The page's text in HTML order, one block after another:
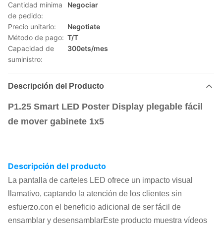
Cantidad mínima
de pedido:
Negociar
Precio unitario:
Negotiate
Método de pago: T/T
Capacidad de
suministro:
300ets/mes
Descripción del Producto
P1.25 Smart LED Poster Display plegable fácil
de mover gabinete 1x5
Descripción del producto
La pantalla de carteles LED ofrece un impacto visual
llamativo, captando la atención de los clientes sin
esfuerzo.con el beneficio adicional de ser fácil de
ensamblar y desensamblarEste producto muestra vídeos